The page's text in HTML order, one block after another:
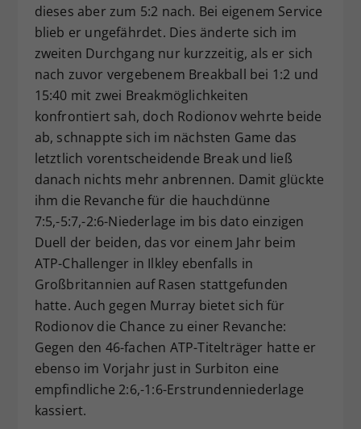
dieses aber zum 5:2 nach. Bei eigenem Service
blieb er ungefährdet. Dies änderte sich im
zweiten Durchgang nur kurzzeitig, als er sich
nach zuvor vergebenem Breakball bei 1:2 und
15:40 mit zwei Breakmöglichkeiten
konfrontiert sah, doch Rodionov wehrte beide
ab, schnappte sich im nächsten Game das
letztlich vorentscheidende Break und ließ
danach nichts mehr anbrennen. Damit glückte
ihm die Revanche für die hauchdünne
7:5,-5:7,-2:6-Niederlage im bis dato einzigen
Duell der beiden, das vor einem Jahr beim
ATP-Challenger in Ilkley ebenfalls in
Großbritannien auf Rasen stattgefunden
hatte. Auch gegen Murray bietet sich für
Rodionov die Chance zu einer Revanche:
Gegen den 46-fachen ATP-Titelträger hatte er
ebenso im Vorjahr just in Surbiton eine
empfindliche 2:6,-1:6-Erstrundenniederlage
kassiert.